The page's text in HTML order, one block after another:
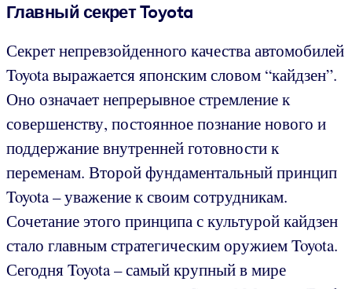
Главный секрет Toyota
Секрет непревзойденного качества автомобилей
Toyota выражается японским словом “кайдзен”.
Оно означает непрерывное стремление к
совершенству, постоянное познание нового и
поддержание внутренней готовности к
переменам. Второй фундаментальный принцип
Toyota – уважение к своим сотрудникам.
Сочетание этого принципа с культурой кайдзен
стало главным стратегическим оружием Toyota.
Сегодня Toyota – самый крупный в мире